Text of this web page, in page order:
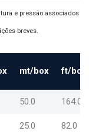
e pressão associados
breves.
mt/box ft/box
50.0 164.0
25.0 82.0